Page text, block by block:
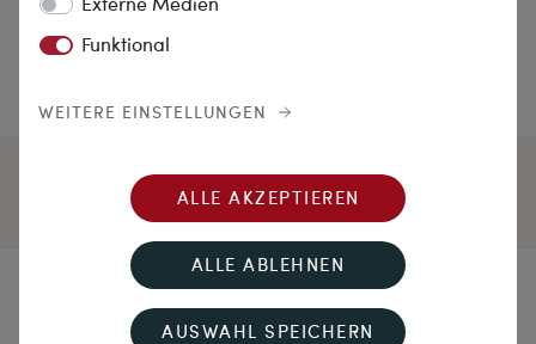
Wunder aus Down Under
Externe Medien
Funktional
WEITERE EINSTELLUNGEN
ALLE AKZEPTIEREN
ALLE ABLEHNEN
AUSWAHL SPEICHERN